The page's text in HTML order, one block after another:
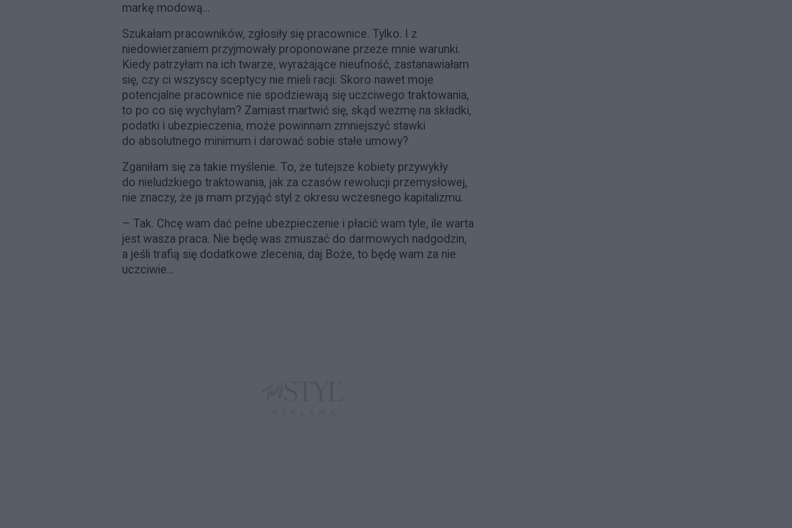
markę modową…
Szukałam pracowników, zgłosiły się pracownice. Tylko. I z
niedowierzaniem przyjmowały proponowane przeze mnie warunki.
Kiedy patrzyłam na ich twarze, wyrażające nieufność, zastanawiałam
się, czy ci wszyscy sceptycy nie mieli racji. Skoro nawet moje
potencjalne pracownice nie spodziewają się uczciwego traktowania,
to po co się wychylam? Zamiast martwić się, skąd wezmę na składki,
podatki i ubezpieczenia, może powinnam zmniejszyć stawki
do absolutnego minimum i darować sobie stałe umowy?
Zganiłam się za takie myślenie. To, że tutejsze kobiety przywykły
do nieludzkiego traktowania, jak za czasów rewolucji przemysłowej,
nie znaczy, że ja mam przyjąć styl z okresu wczesnego kapitalizmu.
– Tak. Chcę wam dać pełne ubezpieczenie i płacić wam tyle, ile warta
jest wasza praca. Nie będę was zmuszać do darmowych nadgodzin,
a jeśli trafią się dodatkowe zlecenia, daj Boże, to będę wam za nie
uczciwie…